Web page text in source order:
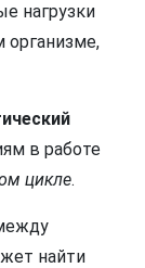
нагрузки
организме,
в работе
цикле.
найти